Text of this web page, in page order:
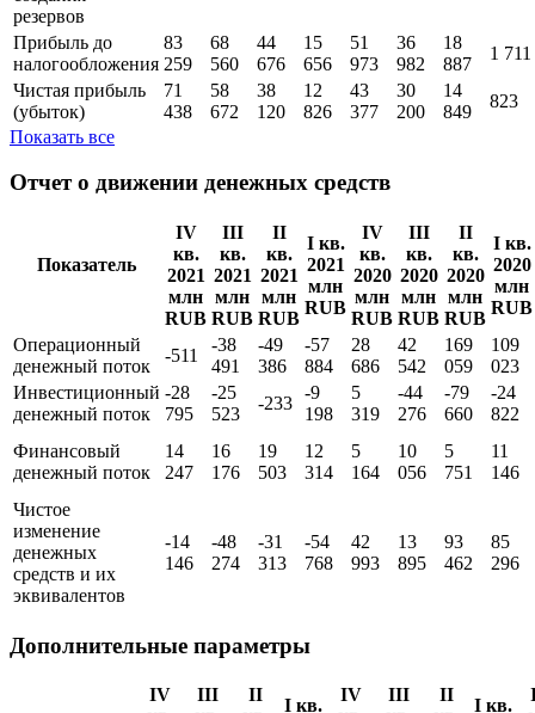
Чистые
процентные
доходы поcле
создания
резервов
116
741
81
385
52
825
19
526
69
203
49
858
25
283
17
294
Прибыль до
налогообложения
83
68
44
15
51
36
18
Чистая прибыль
(убыток)
438
672
120
826
377
Отчет о движении денежных средств
Показатель
IV
2021
RUB
III
кв.
2021
млн
RUB
II
кв.
2021
млн
RUB
2021
млн
RUB
IV
кв.
2020
млн
RUB
III
кв.
2020
млн
RUB
II
кв.
2020
млн
RUB
2020
млн
RUB
Операционный
денежный поток
-38
491
386
-57
884
28
686
42
542
169
059
109
023
Инвестиционный
-28
-25
-233
-9
5
-44
-79
-24
Финансовый
денежный поток
14
247
16
176
19
503
12
314
5
164
10
056
5
751
11
146
Чистое
денежных
средств и их
146
274
313
768